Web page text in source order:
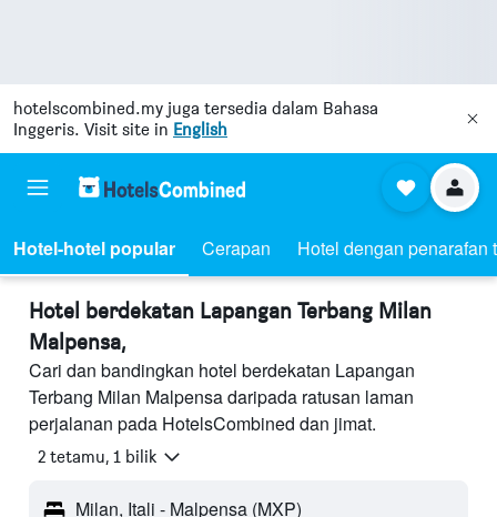
hotelscombined.my juga tersedia dalam Bahasa
Inggeris. Visit site in English
Hotel-hotel popular Cerapan Hotel dengan penarafan
Hotel berdekatan Lapangan Terbang Milan
Malpensa,
Cari dan bandingkan hotel berdekatan Lapangan
Terbang Milan Malpensa daripada ratusan laman
perjalanan pada HotelsCombined dan jimat.
2 tetamu, 1 bilik
Milan, Itali - Malpensa (MXP)